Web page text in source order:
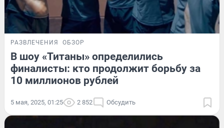
РАЗВЛЕЧЕНИЯ ОБЗОР
В шоу «Титаны» определились
финалисты: кто продолжит борьбу за
10 миллионов рублей
5 мая, 2025, 01:25 2 852 Обсудить